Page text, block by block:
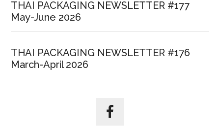
THAI PACKAGING NEWSLETTER #177
May-June 2026
THAI PACKAGING NEWSLETTER #176
March-April 2026